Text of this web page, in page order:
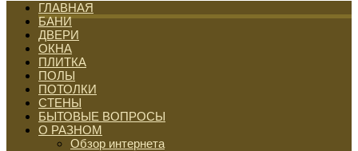
ГЛАВНАЯ
БАНИ
ДВЕРИ
ОКНА
ПЛИТКА
ПОЛЫ
ПОТОЛКИ
СТЕНЫ
БЫТОВЫЕ ВОПРОСЫ
О РАЗНОМ
Обзор интернета